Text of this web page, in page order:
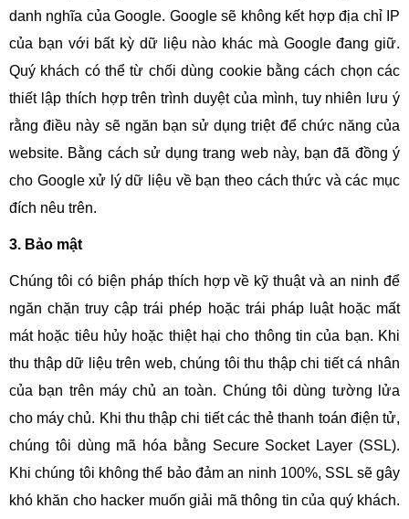
danh nghĩa của Google. Google sẽ không kết hợp địa chỉ IP
của bạn với bất kỳ dữ liệu nào khác mà Google đang giữ.
Quý khách có thể từ chối dùng cookie bằng cách chọn các
thiết lập thích hợp trên trình duyệt của mình, tuy nhiên lưu ý
rằng điều này sẽ ngăn bạn sử dụng triệt để chức năng của
website. Bằng cách sử dụng trang web này, bạn đã đồng ý
cho Google xử lý dữ liệu về bạn theo cách thức và các mục
đích nêu trên.
3. Bảo mật
Chúng tôi có biện pháp thích hợp về kỹ thuật và an ninh để
ngăn chặn truy cập trái phép hoặc trái pháp luật hoặc mất
mát hoặc tiêu hủy hoặc thiệt hại cho thông tin của bạn. Khi
thu thập dữ liệu trên web, chúng tôi thu thập chi tiết cá nhân
của bạn trên máy chủ an toàn. Chúng tôi dùng tường lửa
cho máy chủ. Khi thu thập chi tiết các thẻ thanh toán điện tử,
chúng tôi dùng mã hóa bằng Secure Socket Layer (SSL).
Khi chúng tôi không thể bảo đảm an ninh 100%, SSL sẽ gây
khó khăn cho hacker muốn giải mã thông tin của quý khách.